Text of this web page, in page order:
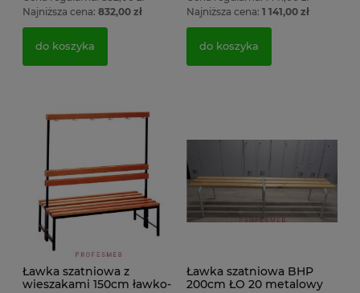
Najniższa cena: 832,00 zł
do koszyka
Najniższa cena: 1 141,00 zł
do koszyka
Ławka szatniowa z
wieszakami 150cm ławko-
Ławka szatniowa BHP
200cm ŁO 20 metalowy